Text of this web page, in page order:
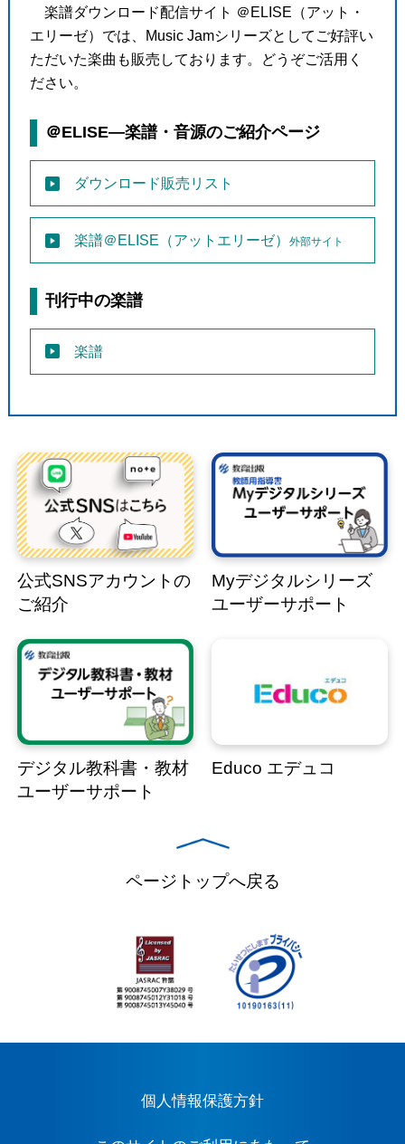
楽譜ダウンロード配信サイト ＠ELISE（アット・
エリーゼ）では、Music Jamシリーズとしてご好評い
ただいた楽曲も販売しております。どうぞご活用く
ださい。
＠ELISE―楽譜・音源のご紹介ページ
ダウンロード販売リスト
楽譜＠ELISE（アットエリーゼ） 外部サイト
刊行中の楽譜
楽譜
公式SNSアカウントの
ご紹介
Myデジタルシリーズ
ユーザーサポート
デジタル教科書・教材
ユーザーサポート
Educo エデュコ
ページトップへ戻る
個人情報保護方針